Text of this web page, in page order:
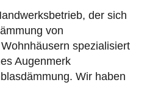
der sich
von
spezialisiert
Augenmerk
Wir haben